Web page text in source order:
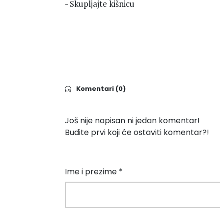
- Skupljajte kišnicu
Komentari (0)
Još nije napisan ni jedan komentar!
Budite prvi koji će ostaviti komentar?!
Ime i prezime *